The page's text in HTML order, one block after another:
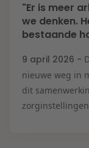
"Er is meer
we denken.
bestaande
9 april 2026 -
nieuwe weg in
dit